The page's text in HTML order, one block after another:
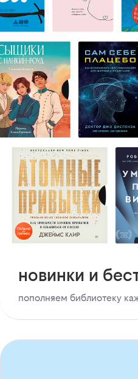
новинки и
пополняем библиотеку